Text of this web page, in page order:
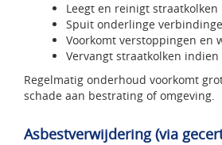
Leegt en reinigt straatkolken
Spuit onderlinge
Voorkomt verstoppingen en
Vervangt straatkolken
Regelmatig onderhoud voorkomt
schade aan bestrating of omgeving.
Asbestverwijdering (via